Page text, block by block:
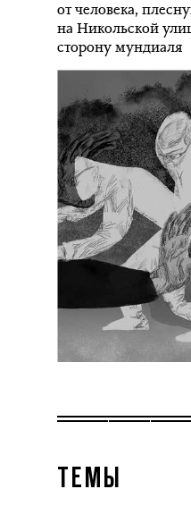
от человека,
на Никольской
сторону мундиаля
ТЕМЫ